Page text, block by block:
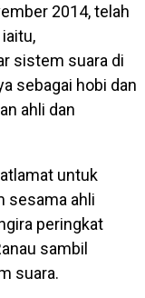
2014, telah
sistem suara di
sebagai hobi dan
ahli dan
untuk
sesama ahli
peringkat
sambil
suara.